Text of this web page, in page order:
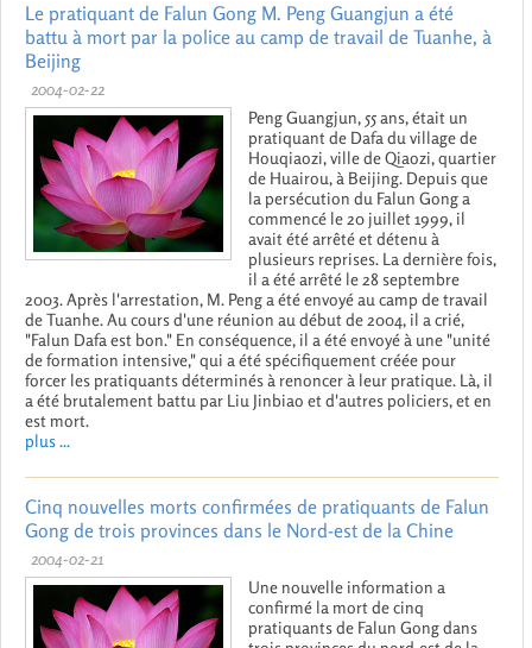
Le pratiquant de Falun Gong M. Peng Guangjun a été
battu à mort par la police au camp de travail de Tuanhe, à
Beijing
2004-02-22
Peng Guangjun, 55 ans, était un
pratiquant de Dafa du village de
Houqiaozi, ville de Qiaozi, quartier
de Huairou, à Beijing. Depuis que
la persécution du Falun Gong a
commencé le 20 juillet 1999, il
avait été arrêté et détenu à
plusieurs reprises. La dernière fois,
il a été arrêté le 28 septembre
2003. Après l'arrestation, M. Peng a été envoyé au camp de travail
de Tuanhe. Au cours d'une réunion au début de 2004, il a crié,
"Falun Dafa est bon." En conséquence, il a été envoyé à une "unité
de formation intensive," qui a été spécifiquement créée pour
forcer les pratiquants déterminés à renoncer à leur pratique. Là, il
a été brutalement battu par Liu Jinbiao et d'autres policiers, et en
est mort.
plus ...
Cinq nouvelles morts confirmées de pratiquants de Falun
Gong de trois provinces dans le Nord-est de la Chine
2004-02-21
Une nouvelle information a
confirmé la mort de cinq
pratiquants de Falun Gong dans